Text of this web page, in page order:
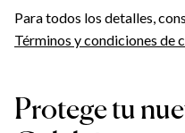
Para todos los detalles,
Términos y condiciones de
Protege tu